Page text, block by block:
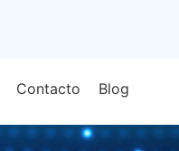
Contacto Blog